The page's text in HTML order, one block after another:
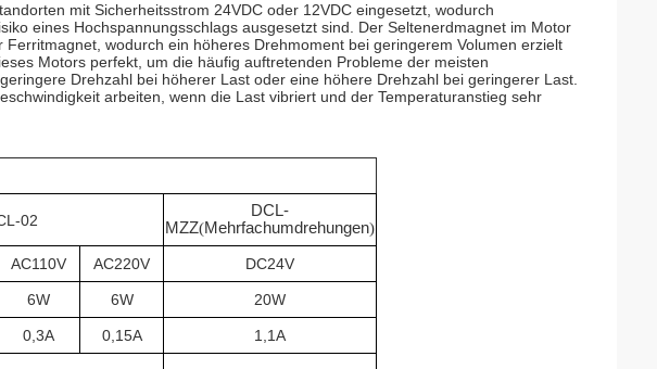
mit Sicherheitsstrom 24VDC oder 12VDC eingesetzt, wodurch
eines Hochspannungsschlags ausgesetzt sind. Der Seltenerdmagnet im Motor
wodurch ein höheres Drehmoment bei geringerem Volumen erzielt
Motors perfekt, um die häufig auftretenden Probleme der meisten
Drehzahl bei höherer Last oder eine höhere Drehzahl bei geringerer Last.
arbeiten, wenn die Last vibriert und der Temperaturanstieg sehr
02
DCL-
MZZ(Mehrfachumdrehungen)
AC110V AC220V DC24V
6W 6W 20W
0,3A 0,15A 1,1A